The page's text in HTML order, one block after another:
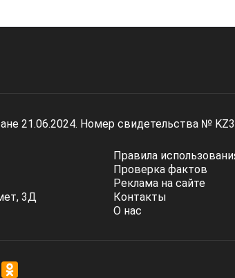
21.06.2024. Номер свидетельства №
3Д
Правила
Проверка фактов
Реклама на сайте
Контакты
О нас